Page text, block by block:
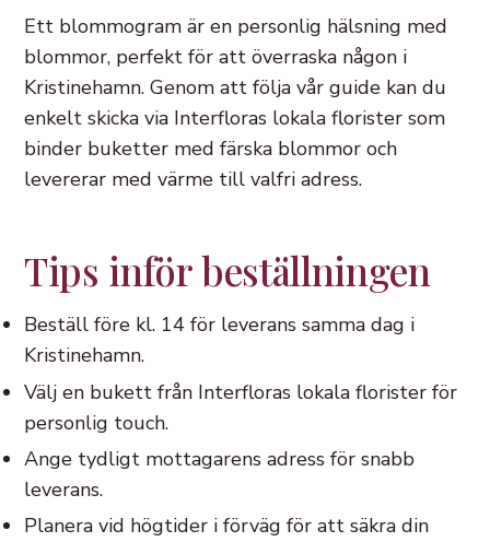
Ett blommogram är en personlig hälsning med
blommor, perfekt för att överraska någon i
Kristinehamn. Genom att följa vår guide kan du
enkelt skicka via Interfloras lokala florister som
binder buketter med färska blommor och
levererar med värme till valfri adress.
Tips inför beställningen
Beställ före kl. 14 för leverans samma dag i
Kristinehamn.
Välj en bukett från Interfloras lokala florister för
personlig touch.
Ange tydligt mottagarens adress för snabb
leverans.
Planera vid högtider i förväg för att säkra din